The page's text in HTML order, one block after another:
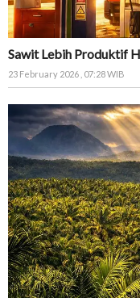
Sawit Lebih Produktif
23 February 2026 , 07:28 WIB